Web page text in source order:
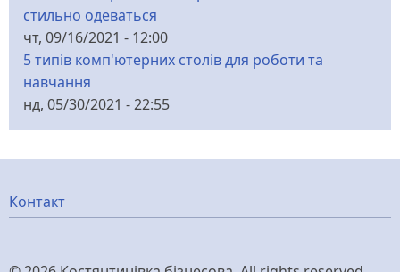
стильно одеваться
чт, 09/16/2021 - 12:00
5 типів комп'ютерних столів для роботи та
навчання
нд, 05/30/2021 - 22:55
Меню
Контакт